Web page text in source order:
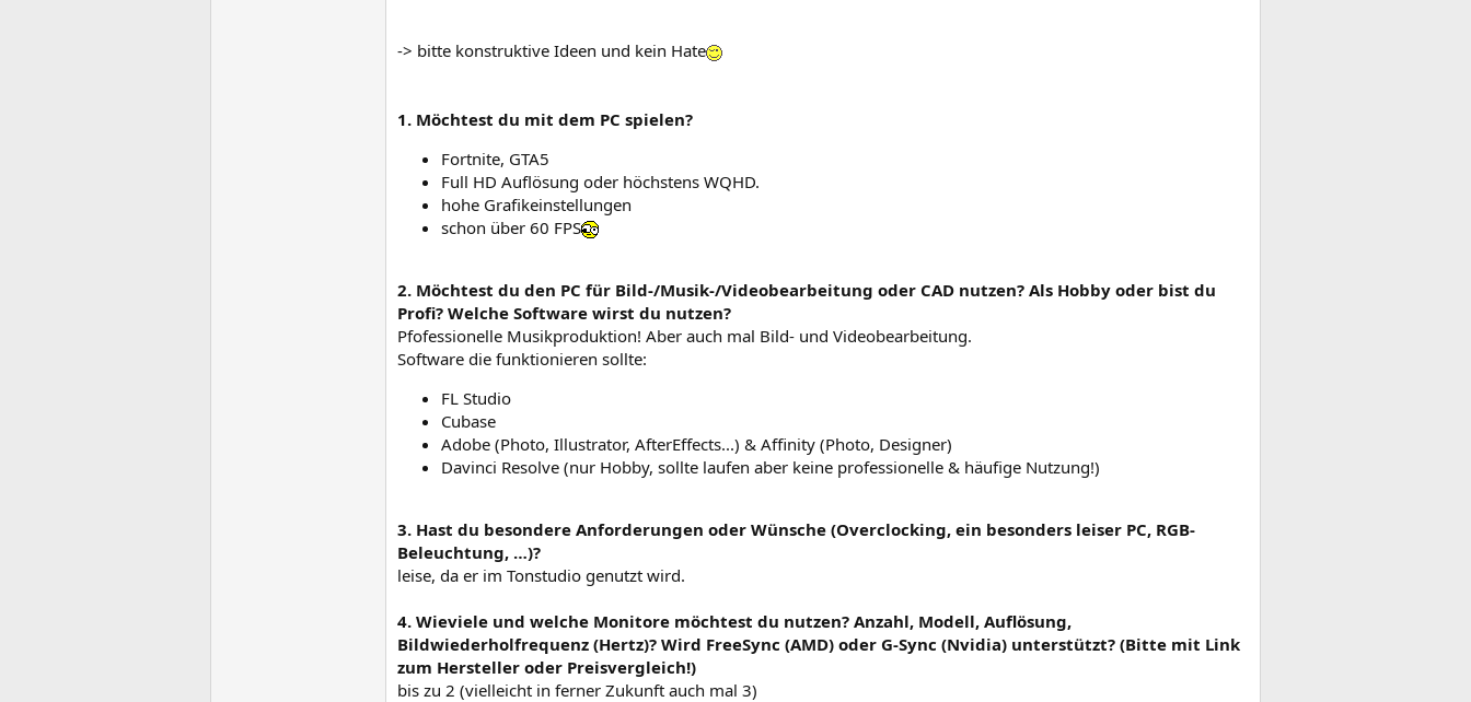
-> bitte konstruktive Ideen und kein Hate
1. Möchtest du mit dem PC spielen?
Fortnite, GTA5
Full HD Auflösung oder höchstens WQHD.
hohe Grafikeinstellungen
schon über 60 FPS
2. Möchtest du den PC für Bild-/Musik-/Videobearbeitung oder CAD nutzen? Als Hobby oder bist du
Profi? Welche Software wirst du nutzen?
Pfofessionelle Musikproduktion! Aber auch mal Bild- und Videobearbeitung.
Software die funktionieren sollte:
FL Studio
Cubase
Adobe (Photo, Illustrator, AfterEffects...) & Affinity (Photo, Designer)
Davinci Resolve (nur Hobby, sollte laufen aber keine professionelle & häufige Nutzung!)
3. Hast du besondere Anforderungen oder Wünsche (Overclocking, ein besonders leiser PC, RGB-
Beleuchtung, …)?
leise, da er im Tonstudio genutzt wird.
4. Wieviele und welche Monitore möchtest du nutzen? Anzahl, Modell, Auflösung,
Bildwiederholfrequenz (Hertz)? Wird FreeSync (AMD) oder G-Sync (Nvidia) unterstützt? (Bitte mit Link
zum Hersteller oder Preisvergleich!)
bis zu 2 (vielleicht in ferner Zukunft auch mal 3)